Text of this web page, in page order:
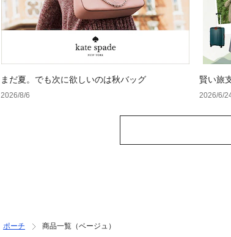
まだ夏。でも次に欲しいのは秋バッグ
2026/8/6
賢い旅
イテム
2026/6/
ポーチ 商品一覧（ベージュ）